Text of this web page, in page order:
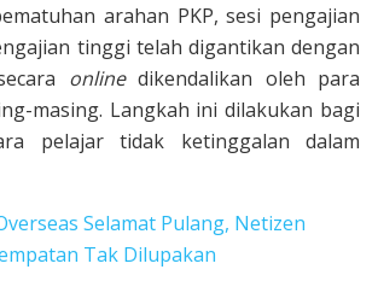
arahan PKP, sesi pengajian
tinggi telah digantikan dengan
onlinedikendalikan oleh para
masing. Langkah ini dilakukan bagi
pelajar tidak ketinggalan dalam
Selamat Pulang, Netizen
Tak Dilupakan